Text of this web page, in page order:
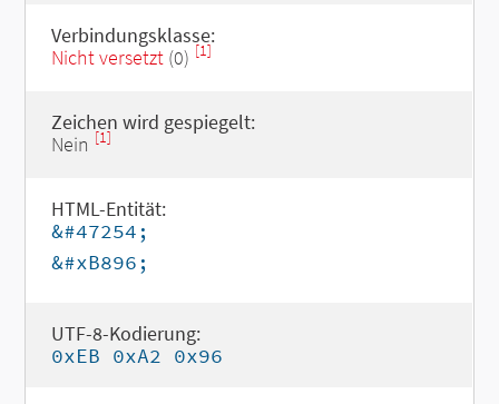
Verbindungsklasse:
Nicht versetzt(0) [1]
Zeichen wird gespiegelt:
Nein [1]
HTML-Entität:
&#47254;
&#xB896;
UTF-8-Kodierung:
0xEB 0xA2 0x96